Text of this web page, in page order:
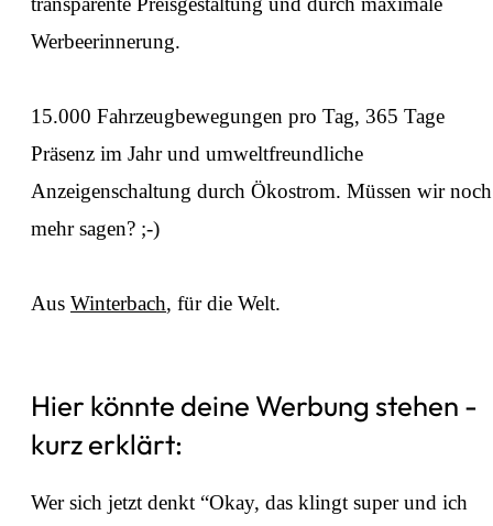
Werbeerinnerung.
⁠15.000 Fahrzeugbewegungen pro Tag, 365 Tage
Präsenz im Jahr und umweltfreundliche
Anzeigenschaltung durch Ökostrom. Müssen wir noch
mehr sagen? ;-)
⁠Aus Winterbach, für die Welt.
Hier könnte deine Werbung stehen -
kurz erklärt:
Wer sich jetzt denkt “Okay, das klingt super und ich